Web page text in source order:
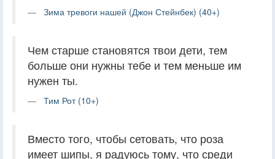
Зима тревоги нашей (Джон Стейнбек) (40+)
Чем старше становятся твои дети, тем
больше они нужны тебе и тем меньше им
нужен ты.
Тим Рот (10+)
Вместо того, чтобы сетовать, что роза
имеет шипы, я радуюсь тому, что среди